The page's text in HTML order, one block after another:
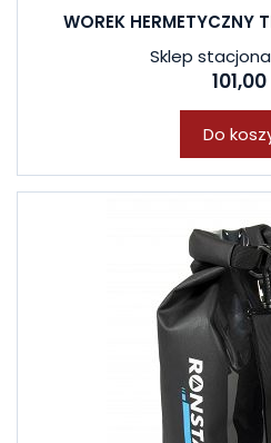
WOREK HERMETYCZNY
Sklep
101,00
Do